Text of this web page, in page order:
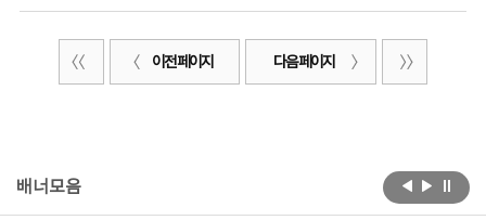
이전 페이지 다음 페이지
배너모음